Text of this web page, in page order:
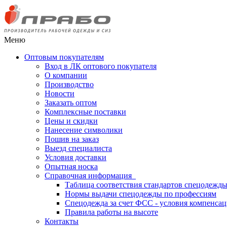
Меню
Оптовым покупателям
Вход в ЛК оптового покупателя
О компании
Производство
Новости
Заказать оптом
Комплексные поставки
Цены и скидки
Нанесение символики
Пошив на заказ
Выезд специалиста
Условия доставки
Опытная носка
Справочная информация
Таблица соответствия стандартов спецодежды
Нормы выдачи спецодежды по профессиям
Спецодежда за счет ФСС - условия
Правила работы на высоте
Контакты